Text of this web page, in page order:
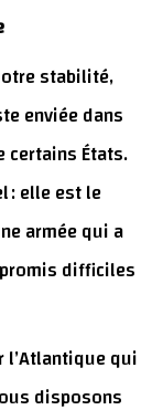
stabilité,
enviée dans
certains États.
: elle est le
armée qui a
difficiles
qui
disposons